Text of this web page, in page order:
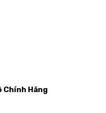
Chính Hãng